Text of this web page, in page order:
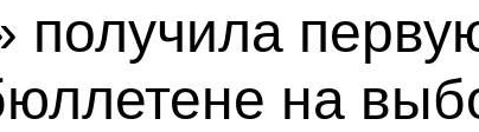
получила
на